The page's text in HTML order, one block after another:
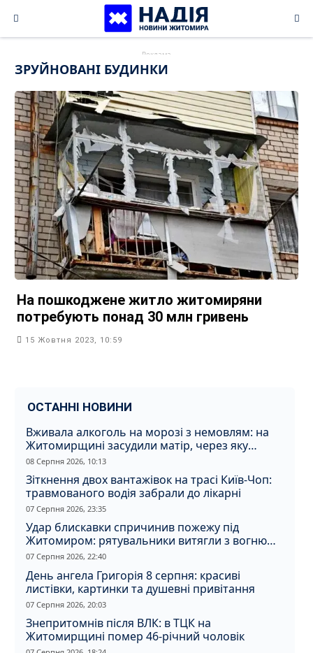
content
ЗРУЙНОВАНІ БУДИНКИ
На пошкоджене житло житомиряни
потребують понад 30 млн гривень
15 Жовтня 2023, 10:59
ОСТАННІ НОВИНИ
Вживала алкоголь на морозі з немовлям: на
Житомирщині засудили матір, через яку
дитина отримала обмороження
08 Серпня 2026, 10:13
Зіткнення двох вантажівок на трасі Київ-Чоп:
травмованого водія забрали до лікарні
07 Серпня 2026, 23:35
Удар блискавки спричинив пожежу під
Житомиром: рятувальники витягли з вогню
кота
07 Серпня 2026, 22:40
День ангела Григорія 8 серпня: красиві
листівки, картинки та душевні привітання
07 Серпня 2026, 20:03
Знепритомнів після ВЛК: в ТЦК на
Житомирщині помер 46-річний чоловік